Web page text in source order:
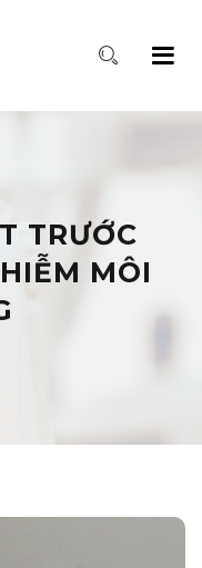
TRƯỚC
MÔI